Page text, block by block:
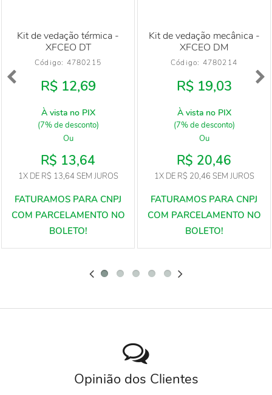
Kit de vedação térmica -
XFCEO DT
Código: 4780215
R$ 12,69
À vista no PIX
(7% de desconto)
Ou
R$ 13,64
1XDE R$ 13,64 SEM JUROS
Kit de vedação mecânica -
XFCEO DM
Código: 4780214
R$ 19,03
À vista no PIX
(7% de desconto)
Ou
R$ 20,46
1XDE R$ 20,46 SEM JUROS
Opinião dos Clientes